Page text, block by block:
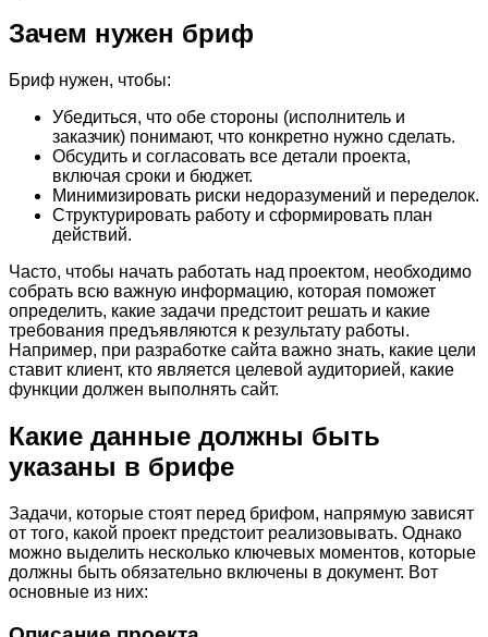
Зачем нужен бриф
Бриф нужен, чтобы:
Убедиться, что обе стороны (исполнитель и
заказчик) понимают, что конкретно нужно сделать.
Обсудить и согласовать все детали проекта,
включая сроки и бюджет.
Минимизировать риски недоразумений и переделок.
Структурировать работу и сформировать план
действий.
Часто, чтобы начать работать над проектом, необходимо
собрать всю важную информацию, которая поможет
определить, какие задачи предстоит решать и какие
требования предъявляются к результату работы.
Например, при разработке сайта важно знать, какие цели
ставит клиент, кто является целевой аудиторией, какие
функции должен выполнять сайт.
Какие данные должны быть
указаны в брифе
Задачи, которые стоят перед брифом, напрямую зависят
от того, какой проект предстоит реализовывать. Однако
можно выделить несколько ключевых моментов, которые
должны быть обязательно включены в документ. Вот
основные из них: